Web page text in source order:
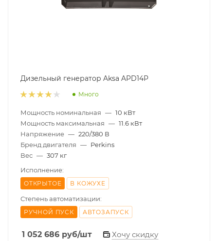
Дизельный генератор Aksa APD14P
Много
Мощность номинальная — 10 кВт
Мощность максимальная — 11.6 кВт
Напряжение — 220/380 В
Бренд двигателя — Perkins
Вес — 307 кг
Исполнение:
ОТКРЫТОЕ В КОЖУХЕ
Степень автоматизации:
РУЧНОЙ ПУСК АВТОЗАПУСК
1 052 686 руб/шт Хочу скидку